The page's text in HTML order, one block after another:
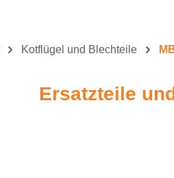
Kotflügel und Blechteile
Ersatzteile